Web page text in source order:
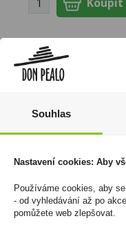
Váš nákup
Přihlášení
Jak nakupovat - FAQ
Vše o nákupu
Obchodní podmínky
Souhlas
Nastavení cookies: Aby
Používáme cookies, aby
- od vyhledávání až po
pomůžete web zlepšovat.